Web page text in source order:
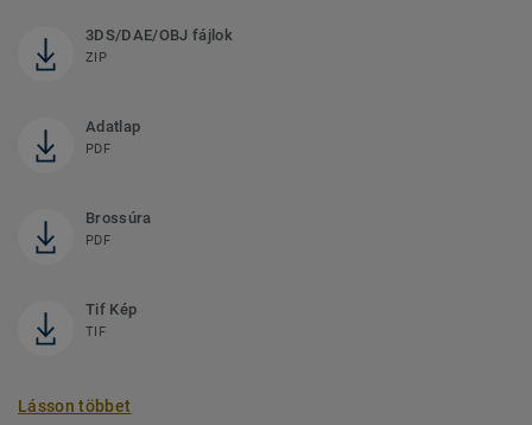
3DS/DAE/OBJ fájlok
ZIP
Adatlap
PDF
Brossúra
PDF
Tif Kép
TIF
Lásson többet